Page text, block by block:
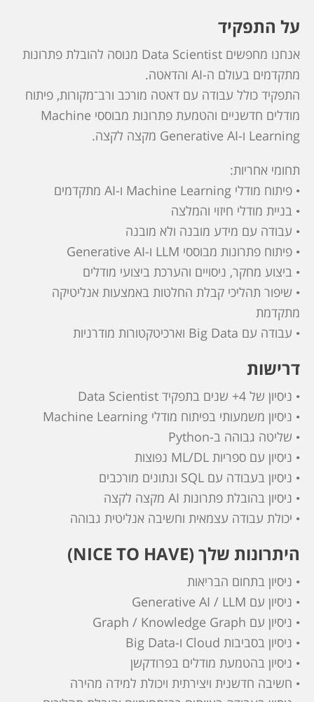
על התפקיד
אנחנו מחפשים Data Scientist מנוסה להובלת פתרונות
מתקדמים בעולם ה-AI והדאטה.
התפקיד כולל עבודה עם דאטה מורכב ורב־מקורות, פיתוח
מודלים חדשניים והטמעת פתרונות מבוססי Machine
Learning ו‑Generative AI מקצה לקצה.
תחומי אחריות:
• פיתוח מודלי Machine Learning ו-AI מתקדמים
• בניית מודלי חיזוי והמלצה
• עבודה עם מידע מובנה ולא מובנה
• פיתוח פתרונות מבוססי LLM ו‑Generative AI
• ביצוע מחקר, ניסויים והערכת ביצועי מודלים
• שיפור תהליכי קבלת החלטות באמצעות אנליטיקה
מתקדמת
• עבודה עם Big Data וארכיטקטורות מודרניות
דרישות
• ניסיון של 4+ שנים בתפקיד Data Scientist
• ניסיון משמעותי בפיתוח מודלי Machine Learning
• שליטה גבוהה ב‑Python
• ניסיון עם ספריות ML/DL נפוצות
• ניסיון בעבודה עם SQL ונתונים מורכבים
• ניסיון בהובלת פתרונות AI מקצה לקצה
• יכולת עבודה עצמאית וחשיבה אנליטית גבוהה
היתרונות שלך (NICE TO HAVE)
• ניסיון בתחום הבריאות
• ניסיון עם Generative AI / LLM
• ניסיון עם Graph / Knowledge Graph
• ניסיון בסביבות Cloud ו‑Big Data
• ניסיון בהטמעת מודלים בפרודקשן
• חשיבה חדשנית ויצירתית ויכולת למידה מהירה